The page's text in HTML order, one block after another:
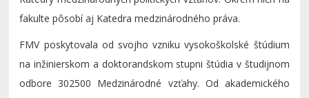
fakulte pôsobí aj Katedra medzinárodného práva.
FMV poskytovala od svojho vzniku vysokoškolské štúdium
na inžinierskom a doktorandskom stupni štúdia v študijnom
odbore 302500 Medzinárodné vzťahy. Od akademického